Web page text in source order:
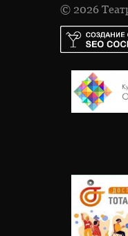
© 2026